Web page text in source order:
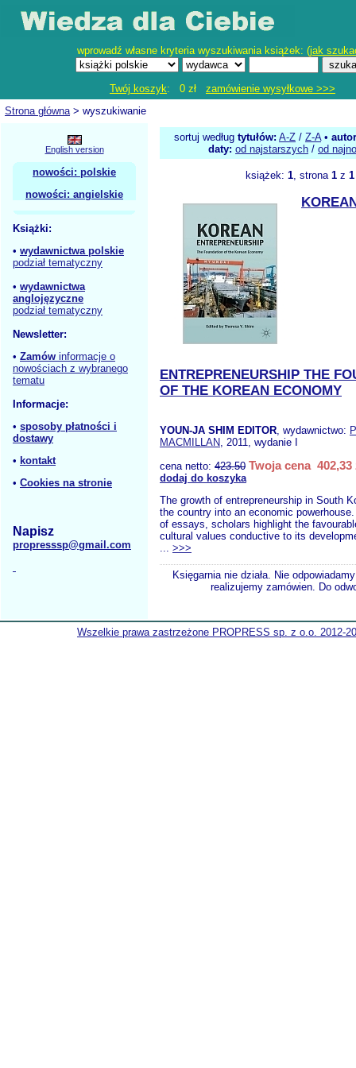
wprowadź własne kryteria wyszukiwania książek: (jak
Twój koszyk: 0 zł zamówienie wysyłkowe >>>
Strona główna> wyszukiwanie
English version
nowości: polskie
nowości: angielskie
Książki:
• wydawnictwa polskie
podział tematyczny
• wydawnictwa
anglojęzyczne
podział tematyczny
Newsletter:
• Zamów informacje o
nowościach z wybranego
tematu
Informacje:
• sposoby płatności i
dostawy
• kontakt
• Cookies na stronie
Napisz
propresssp@gmail.com
sortuj według tytułów: A-Z / Z-A•
daty: od najstarszych / od
książek: 1, strona 1 z 1
ENTREPRENEURSHIP THE
OF THE KOREAN ECONOMY
YOUN-JA SHIM EDITOR, wydawnictwo:
MACMILLAN, 2011, wydanie I
cena netto: 423.50 Twoja cena 402,33
dodaj do koszyka
The growth of entrepreneurship in South
the country into an economic
of essays, scholars highlight the
cultural values conductive to its
... >>>
Księgarnia nie działa. Nie
realizujemy zamówien. Do
Wszelkie prawa zastrzeżone PROPRESS sp. z o.o. 2012-